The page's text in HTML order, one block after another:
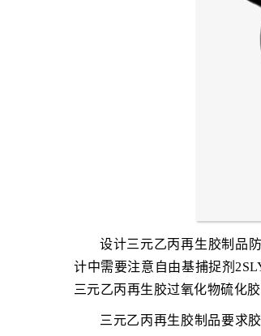
设计三元乙丙再生胶制品
计中需要注意自由基捕捉剂
三元乙丙再生胶过氧化物硫化
三元乙丙再生胶制品要求